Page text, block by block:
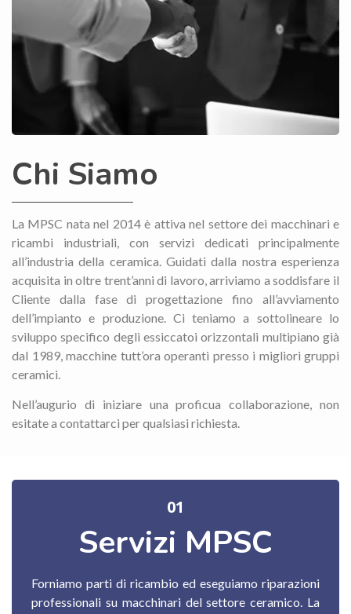
Chi Siamo
La MPSC nata nel 2014 è attiva nel settore dei macchinari e
ricambi industriali, con servizi dedicati principalmente
all’industria della ceramica. Guidati dalla nostra esperienza
acquisita in oltre trent’anni di lavoro, arriviamo a soddisfare il
Cliente dalla fase di progettazione fino all’avviamento
dell’impianto e produzione. Ci teniamo a sottolineare lo
sviluppo specifico degli essiccatoi orizzontali multipiano già
dal 1989, macchine tutt’ora operanti presso i migliori gruppi
ceramici.
Nell’augurio di iniziare una proficua collaborazione, non
esitate a contattarci per qualsiasi richiesta.
01
Servizi MPSC
Forniamo parti di ricambio ed eseguiamo riparazioni
professionali su macchinari del settore ceramico. La